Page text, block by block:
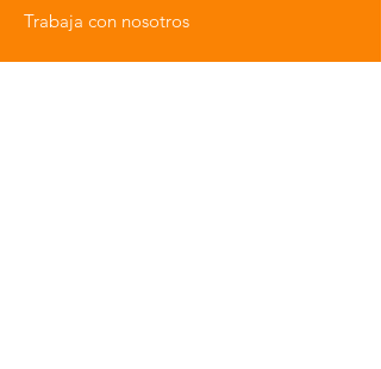
Trabaja con nosotros